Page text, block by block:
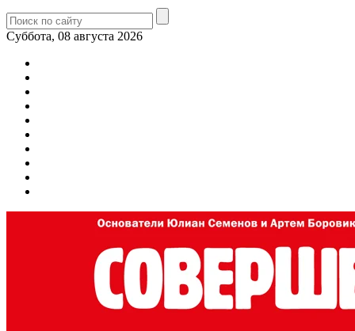
Суббота, 08 августа 2026